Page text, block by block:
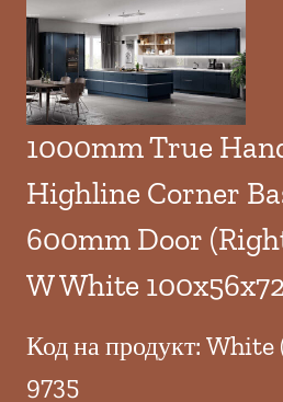
1000mm True
Highline Corner
600mm Door
W White
Код на продукт:
9735